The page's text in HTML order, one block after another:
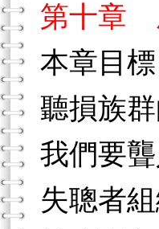
第十章
本章目標
聽損族
我們要
失聰者